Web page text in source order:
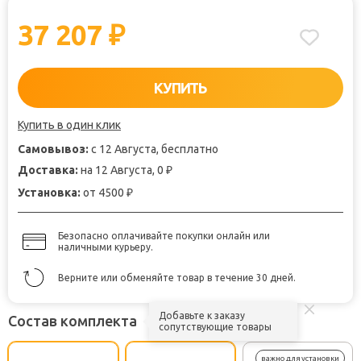
37 207 ₽
КУПИТЬ
Купить в один клик
Самовывоз: с 12 Августа, бесплатно
Доставка: на 12 Августа, 0 ₽
Установка: от 4500 ₽
Безопасно оплачивайте покупки онлайн или
наличными курьеру.
Верните или обменяйте товар в течение 30 дней.
Состав комплекта
Добавьте к заказу
сопутствующие товары